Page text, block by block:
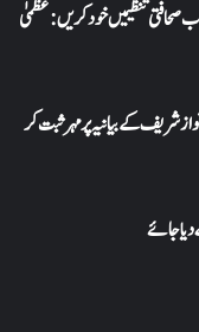
صحافتی تنظیمیں خود کریں: عظمیٰ
شریف کے بیانیہ پر مہر ثبت کر
جائے